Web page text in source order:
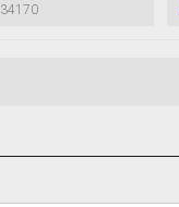
34170